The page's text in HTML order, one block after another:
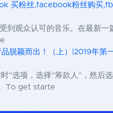
买粉丝,facebook粉丝购买
到观众认可的音乐。在最新
脱颖而出！（上）|2019年
选项，选择“筹款人”，然后
To get starte